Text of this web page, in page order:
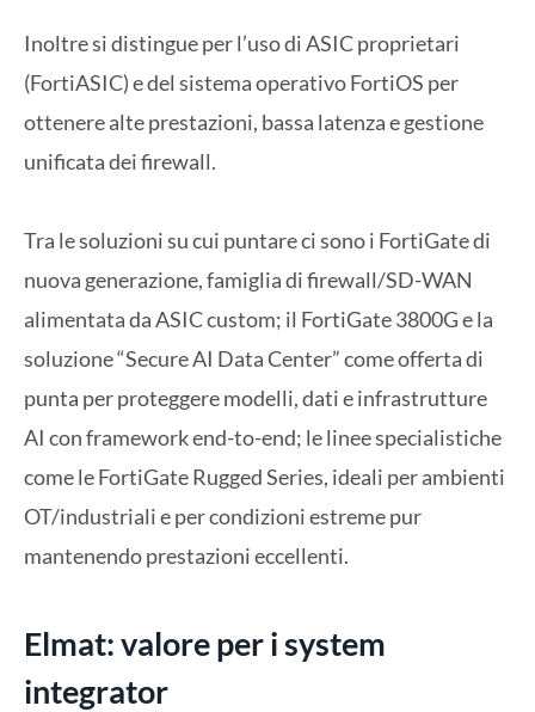
Inoltre si distingue per l’uso di ASIC proprietari
(FortiASIC) e del sistema operativo FortiOS per
ottenere alte prestazioni, bassa latenza e gestione
unificata dei firewall.
Tra le soluzioni su cui puntare ci sono i FortiGate di
nuova generazione, famiglia di firewall/SD-WAN
alimentata da ASIC custom; il FortiGate 3800G e la
soluzione “Secure AI Data Center” come offerta di
punta per proteggere modelli, dati e infrastrutture
AI con framework end-to-end; le linee specialistiche
come le FortiGate Rugged Series, ideali per ambienti
OT/industriali e per condizioni estreme pur
mantenendo prestazioni eccellenti.
Elmat: valore per i system
integrator